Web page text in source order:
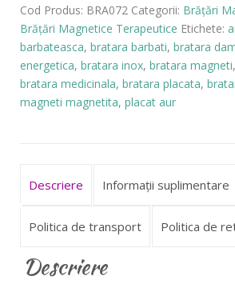
Magnetică
Energetică
INOX
-
cod
Cod Produs: BRA072 Categorii: Brăţări
Brăţări Magnetice Terapeutice Etichete:
barbateasca, bratara barbati, bratara
energetica, bratara inox, bratara magneti,
bratara medicinala, bratara placata,
magneti magnetita, placat aur
Descriere Informații suplimentare
Politica de transport Politica de
Descriere